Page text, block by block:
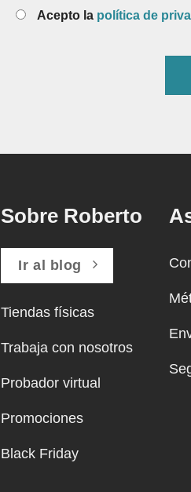
Acepto la política de
Sobre Roberto
Ir al blog
Tiendas físicas
Trabaja con nosotros
Probador virtual
Promociones
Black Friday